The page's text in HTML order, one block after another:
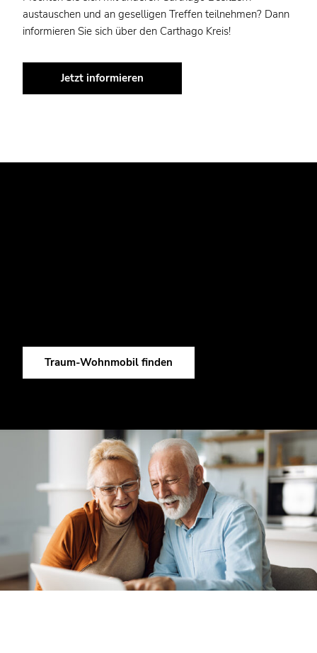
austauschen und an geselligen Treffen teilnehmen? Dann
informieren Sie sich über den Carthago Kreis!
Jetzt informieren
Traum-Wohnmobil finden